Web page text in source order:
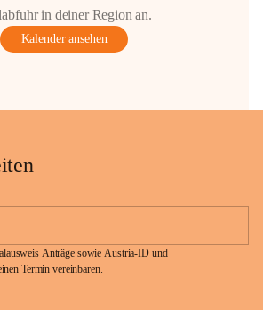
in deiner Region an.
Kalender ansehen
Anträge sowie Austria-ID und
Termin vereinbaren.